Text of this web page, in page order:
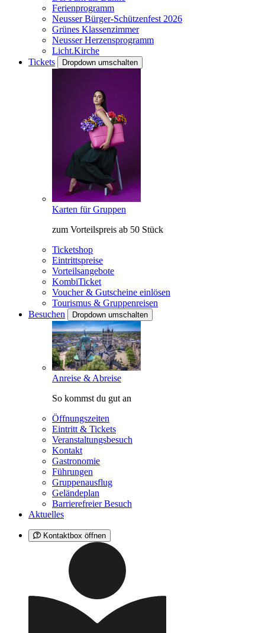
Ferienprogramm
Neusser Bürger-Schützenfest 2026
Grünes Klassenzimmer
Neusser Herzensprogramm
Licht.Kirche
Tickets
Dropdown umschalten
Karten für Gruppen
zum Vorteilspreis ab 50 Stück
Ticketshop
Eintrittspreise
Vorteilsangebote
KombiTicket
Voucher & Gutscheine einlösen
Tourismus & Gruppenreisen
Besuchen
Dropdown umschalten
Anreise & Abreise
So kommst du gut an
Öffnungszeiten
Eintritt & Tickets
Veranstaltungsbesuch
Kontakt
Gastronomie
Führungen
Gruppenausflug
Geländeplan
Barrierefreier Besuch
Aktuelles
Kontaktbox öffnen